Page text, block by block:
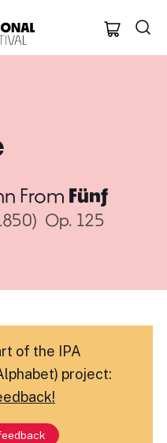
Oxford
From Fünf
Op. 125
of the IPA
project: